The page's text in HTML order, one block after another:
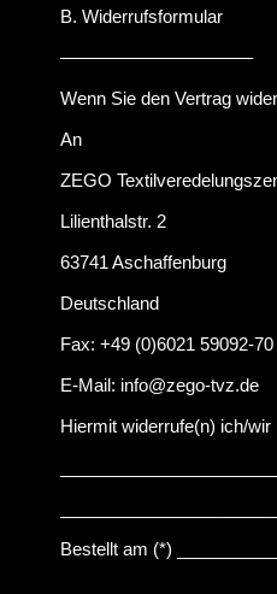
B. Widerrufsformular
––––––––––––––––––––
Wenn Sie den Vertrag
An
ZEGO
Lilienthalstr. 2
63741 Aschaffenburg
Deutschland
Fax: +49 (0)6021 59092-70
E-Mail: info@zego-tvz.de
Hiermit widerrufe(n) ich/
Bestellt am (*)